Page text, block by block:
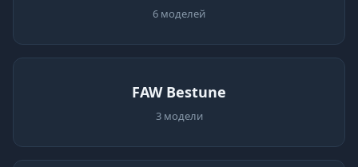
6 моделей
FAW Bestune
3 модели